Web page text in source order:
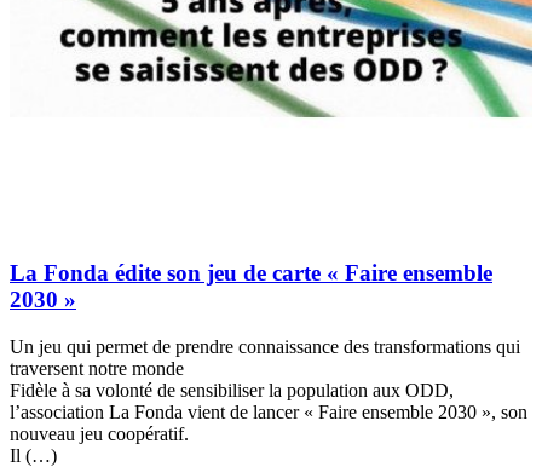
La Fonda édite son jeu de carte « Faire ensemble
2030 »
Un jeu qui permet de prendre connaissance des transformations qui
traversent notre monde
Fidèle à sa volonté de sensibiliser la population aux ODD,
l’association La Fonda vient de lancer « Faire ensemble 2030 », son
nouveau jeu coopératif.
Il (…)